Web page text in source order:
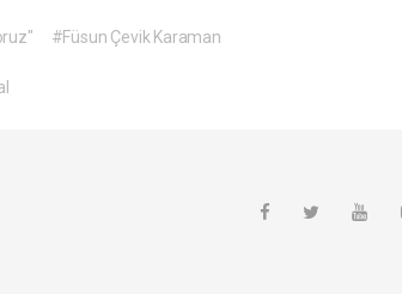
#Füsun Çevik Karaman